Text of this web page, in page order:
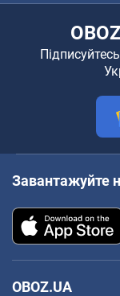
Завантажуйте
OBOZ.UA